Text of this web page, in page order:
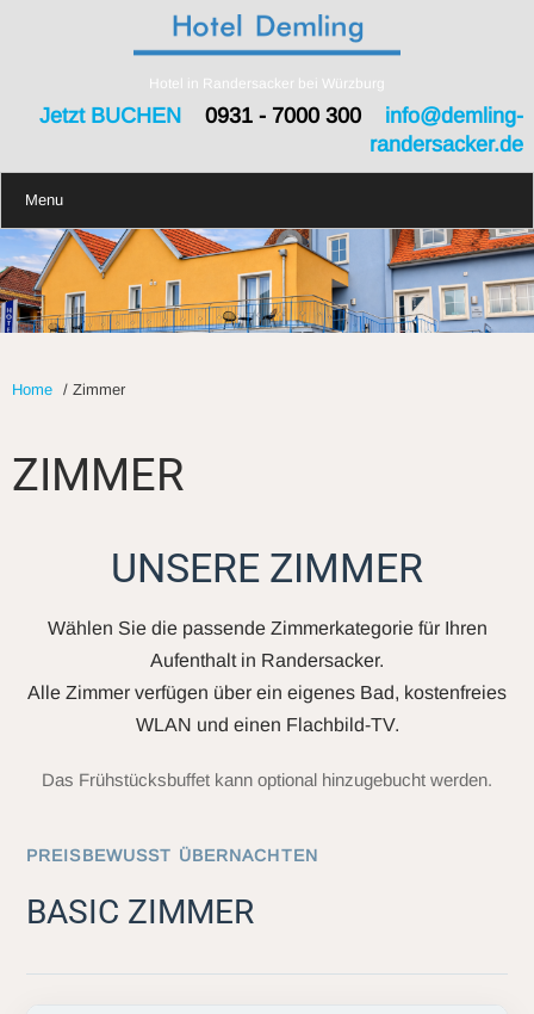
Hotel in Randersacker bei Würzburg
Jetzt BUCHEN0931 - 7000 300 info@demling-
randersacker.de
Menu
Home / Zimmer
ZIMMER
UNSERE ZIMMER
Wählen Sie die passende Zimmerkategorie für Ihren
Aufenthalt in Randersacker.
Alle Zimmer verfügen über ein eigenes Bad, kostenfreies
WLAN und einen Flachbild-TV.
Das Frühstücksbuffet kann optional hinzugebucht werden.
PREISBEWUSST ÜBERNACHTEN
BASIC ZIMMER